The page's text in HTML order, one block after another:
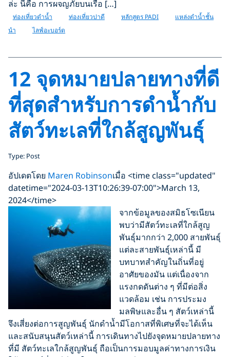
ล่ะ นี่คือ การผจญภัยบนเรือ […]
ท่องเที่ยวดำน้ำ ท่องเที่ยวปาดี หลักสูตร PADI
แหล่งดำน้ำชั้น
นำ
ไลฟ์อะบอร์ด
12 จุดหมายปลายทางที่ดี
ที่สุดสำหรับการดำน้ำกับ
สัตว์ทะเลที่ใกล้สูญพันธุ์
Type: Post
อัปเดตโดย Maren Robinsonเมื่อ <time class="updated"
datetime="2024-03-13T10:26:39-07:00">March 13,
2024</time>
จากข้อมูลของสมิธโซเนียน
พบว่ามีสัตว์ทะเลที่ใกล้สูญ
พันธุ์มากกว่า 2,000 สายพันธุ์
แต่ละสายพันธุ์เหล่านี้ มี
บทบาทสำคัญในถิ่นที่อยู่
อาศัยของมัน แต่เนื่องจาก
แรงกดดันต่าง ๆ ที่มีต่อสิ่ง
แวดล้อม เช่น การประมง
มลพิษและอื่น ๆ สัตว์เหล่านี้
จึงเสี่ยงต่อการสูญพันธุ์ นักดำน้ำมีโอกาสที่พิเศษที่จะได้เห็น
และสนับสนุนสัตว์เหล่านี้ การเดินทางไปยังจุดหมายปลายทาง
ที่มี สัตว์ทะเลใกล้สูญพันธุ์ ถือเป็นการมอบมูลค่าทางการเงิน